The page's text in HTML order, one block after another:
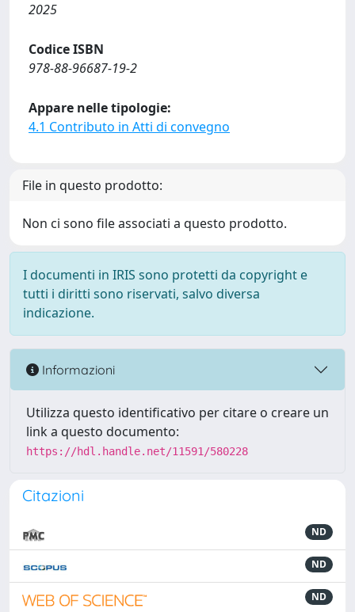
2025
Codice ISBN
978-88-96687-19-2
Appare nelle tipologie:
4.1 Contributo in Atti di convegno
File in questo prodotto:
Non ci sono file associati a questo prodotto.
I documenti in IRIS sono protetti da copyright e
tutti i diritti sono riservati, salvo diversa
indicazione.
Informazioni
Utilizza questo identificativo per citare o creare un
link a questo documento:
https://hdl.handle.net/11591/580228
Citazioni
ND
ND
ND